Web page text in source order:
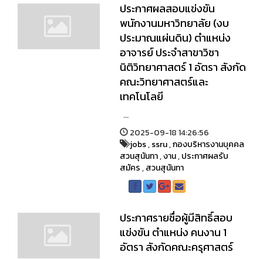
ประกาศผลสอบแข่งขัน
พนักงานมหาวิทยาลัย (งบ
ประมาณแผ่นดิน) ตำแหน่ง
อาจารย์ ประจำสาขาวิชา
นิติวิทยาศาสตร์ 1 อัตรา สังกัด
คณะวิทยาศาสตร์และ
เทคโนโลยี
...
2025-09-18 14:26:56
jobs,ssru,กองบริหารงานบุคคล
สวนสุนันทา,งาน,ประกาศผลรับ
สมัคร,สวนสุนันทา
ประกาศรายชื่อผู้มีสิทธิ์สอบ
แข่งขัน ตำแหน่ง คนงาน 1
อัตรา สังกัดคณะครุศาสตร์